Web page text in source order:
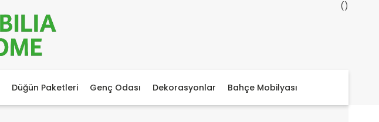
Düğün Paketleri Genç Odası Dekorasyonlar Bahçe Mobilyası